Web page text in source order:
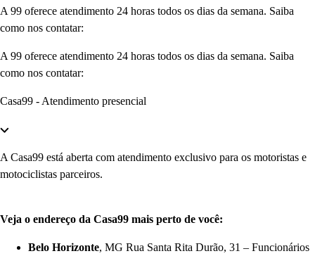
A 99 oferece atendimento 24 horas todos os dias da semana. Saiba
como nos contatar:
A 99 oferece atendimento 24 horas todos os dias da semana. Saiba
como nos contatar:
Casa99 - Atendimento presencial
A Casa99 está aberta com atendimento exclusivo para os motoristas e
motociclistas parceiros.
Veja o endereço da Casa99 mais perto de você:
Belo Horizonte, MG Rua Santa Rita Durão, 31 – Funcionários